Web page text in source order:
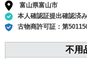
富山県富山市
本人確認証提出確認済み
古物商許可証： 第
不用